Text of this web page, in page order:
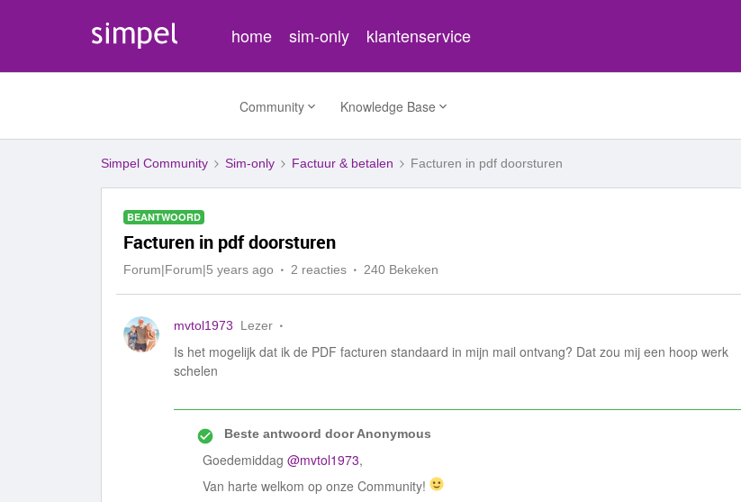
home sim-only klantenservice
Community Knowledge Base
Simpel Community Sim-only Factuur & betalen Facturen in pdf doorsturen
BEANTWOORD
Facturen in pdf doorsturen
Forum|Forum|5 years ago 2 reacties 240 Bekeken
mvtol1973 Lezer
Is het mogelijk dat ik de PDF facturen standaard in mijn mail ontvang? Dat zou mij een hoop werk
schelen
Beste antwoord doorAnonymous
Goedemiddag @mvtol1973,
Van harte welkom op onze Community!